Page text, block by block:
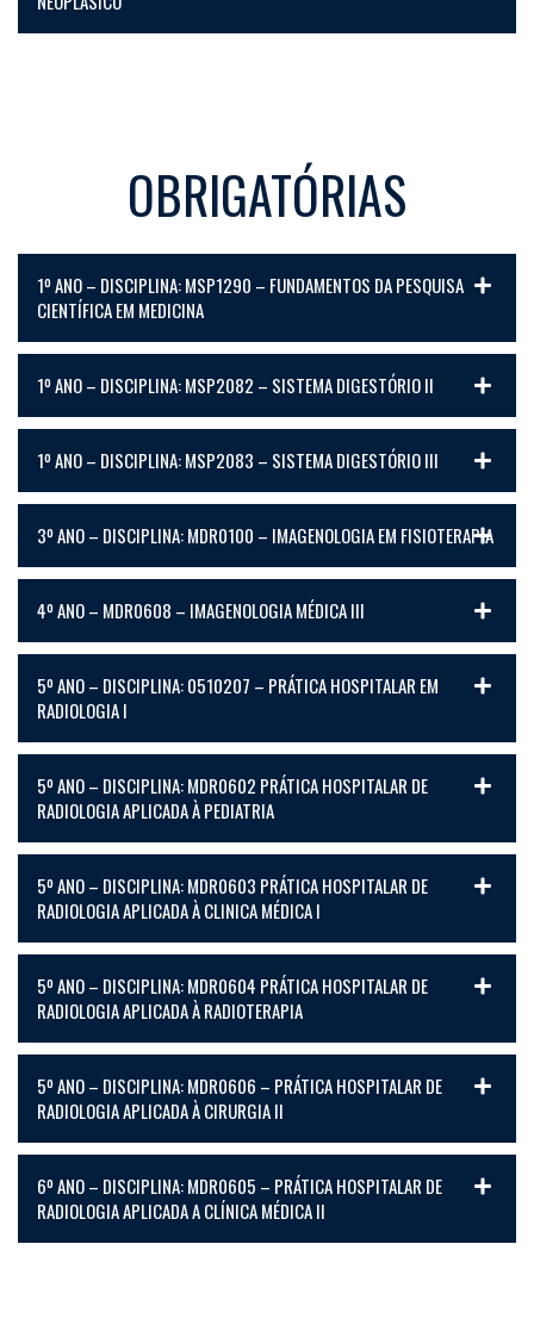
OBRIGATÓRIAS
1º ANO – DISCIPLINA: MSP1290 – FUNDAMENTOS DA PESQUISA
CIENTÍFICA EM MEDICINA
1º ANO – DISCIPLINA: MSP2082 – SISTEMA DIGESTÓRIO II
1º ANO – DISCIPLINA: MSP2083 – SISTEMA DIGESTÓRIO III
3º ANO – DISCIPLINA: MDR0100 – IMAGENOLOGIA EM FISIOTERAPIA
4º ANO – MDR0608 – IMAGENOLOGIA MÉDICA III
5º ANO – DISCIPLINA: 0510207 – PRÁTICA HOSPITALAR EM
RADIOLOGIA I
5º ANO – DISCIPLINA: MDR0602 PRÁTICA HOSPITALAR DE
RADIOLOGIA APLICADA À PEDIATRIA
5º ANO – DISCIPLINA: MDR0603 PRÁTICA HOSPITALAR DE
RADIOLOGIA APLICADA À CLINICA MÉDICA I
5º ANO – DISCIPLINA: MDR0604 PRÁTICA HOSPITALAR DE
RADIOLOGIA APLICADA À RADIOTERAPIA
5º ANO – DISCIPLINA: MDR0606 – PRÁTICA HOSPITALAR DE
RADIOLOGIA APLICADA À CIRURGIA II
6º ANO – DISCIPLINA: MDR0605 – PRÁTICA HOSPITALAR DE
RADIOLOGIA APLICADA A CLÍNICA MÉDICA II